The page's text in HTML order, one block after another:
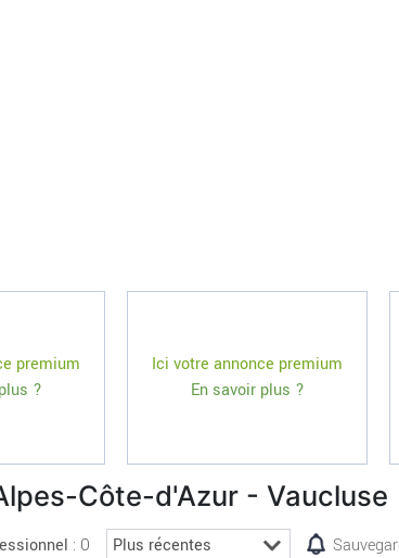
premium
?
Ici votre annonce premium
En savoir plus ?
Côte-d'Azur - Vaucluse
: 0